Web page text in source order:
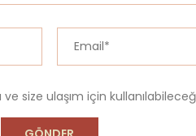
size ulaşım için